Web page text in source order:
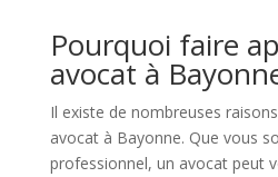
Pourquoi faire
avocat à
Il existe de nombreuses
avocat à Bayonne. Que vous
professionnel, un avocat peut